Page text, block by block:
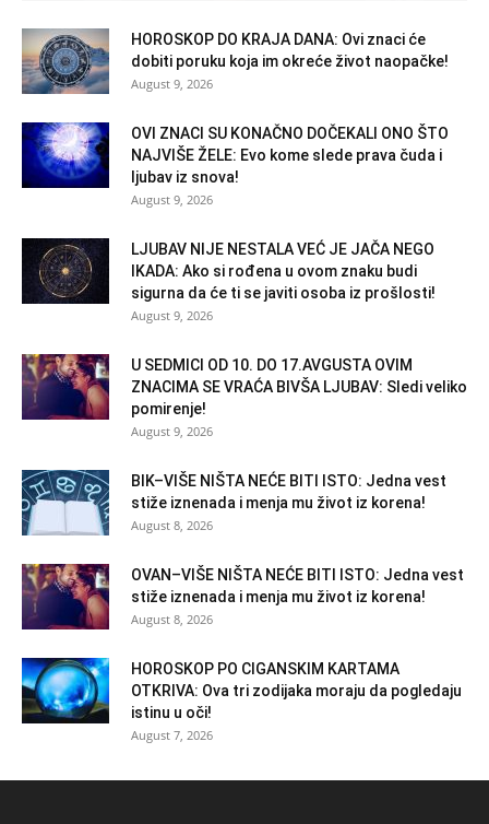
HOROSKOP DO KRAJA DANA: Ovi znaci će
dobiti poruku koja im okreće život naopačke!
August 9, 2026
OVI ZNACI SU KONAČNO DOČEKALI ONO ŠTO
NAJVIŠE ŽELE: Evo kome slede prava čuda i
ljubav iz snova!
August 9, 2026
LJUBAV NIJE NESTALA VEĆ JE JAČA NEGO
IKADA: Ako si rođena u ovom znaku budi
sigurna da će ti se javiti osoba iz prošlosti!
August 9, 2026
U SEDMICI OD 10. DO 17.AVGUSTA OVIM
ZNACIMA SE VRAĆA BIVŠA LJUBAV: Sledi veliko
pomirenje!
August 9, 2026
BIK–VIŠE NIŠTA NEĆE BITI ISTO: Jedna vest
stiže iznenada i menja mu život iz korena!
August 8, 2026
OVAN–VIŠE NIŠTA NEĆE BITI ISTO: Jedna vest
stiže iznenada i menja mu život iz korena!
August 8, 2026
HOROSKOP PO CIGANSKIM KARTAMA
OTKRIVA: Ova tri zodijaka moraju da pogledaju
istinu u oči!
August 7, 2026